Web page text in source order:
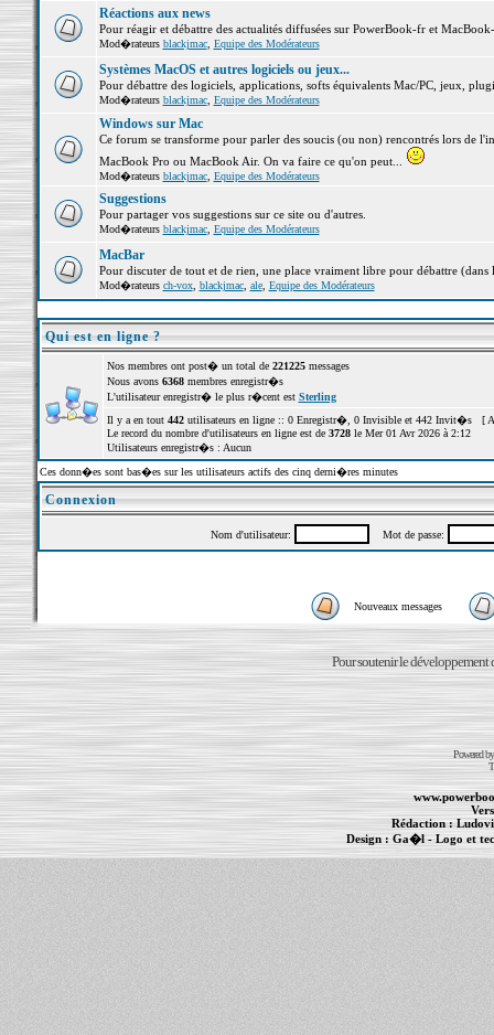
Réactions aux news
Pour réagir et débattre des actualités diffusées sur PowerBook-fr et
Mod�rateurs blackjmac, Equipe des Modérateurs
Systèmes MacOS et autres logiciels ou jeux...
Pour débattre des logiciels, applications, softs équivalents Mac/PC, jeux,
Mod�rateurs blackjmac, Equipe des Modérateurs
Windows sur Mac
Ce forum se transforme pour parler des soucis (ou non) rencontrés lors de
MacBook Pro ou MacBook Air. On va faire ce qu'on peut...
Mod�rateurs blackjmac, Equipe des Modérateurs
Suggestions
Pour partager vos suggestions sur ce site ou d'autres.
Mod�rateurs blackjmac, Equipe des Modérateurs
MacBar
Pour discuter de tout et de rien, une place vraiment libre pour débattre (dans
Mod�rateurs ch-vox, blackjmac, ale, Equipe des Modérateurs
Qui est en ligne ?
Nos membres ont post� un total de 221225messages
Nous avons 6368membres enregistr�s
L'utilisateur enregistr� le plus r�cent est Sterling
Il y a en tout 442utilisateurs en ligne :: 0 Enregistr�, 0 Invisible et 442 Invit�s [
Le record du nombre d'utilisateurs en ligne est de 3728le Mer 01 Avr 2026 à 2:12
Utilisateurs enregistr�s : Aucun
Ces donn�es sont bas�es sur les utilisateurs actifs des cinq derni�res minutes
Connexion
Nom d'utilisateur: Mot de passe:
Nouveaux messages
Pour soutenir le développement
Powered
Rédaction :
Design : Ga�l- Logo et